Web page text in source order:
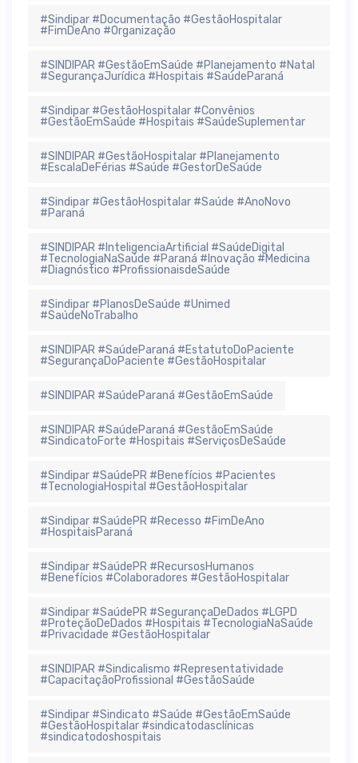
#Sindipar #Documentação #GestãoHospitalar
#FimDeAno #Organização
#SINDIPAR #GestãoEmSaúde #Planejamento #Natal
#SegurançaJurídica #Hospitais #SaúdeParaná
#Sindipar #GestãoHospitalar #Convênios
#GestãoEmSaúde #Hospitais #SaúdeSuplementar
#SINDIPAR #GestãoHospitalar #Planejamento
#EscalaDeFérias #Saúde #GestorDeSaúde
#Sindipar #GestãoHospitalar #Saúde #AnoNovo
#Paraná
#SINDIPAR #InteligenciaArtificial #SaúdeDigital
#TecnologiaNaSaúde #Paraná #Inovação #Medicina
#Diagnóstico #ProfissionaisdeSaúde
#Sindipar #PlanosDeSaúde #Unimed
#SaúdeNoTrabalho
#SINDIPAR #SaúdeParaná #EstatutoDoPaciente
#SegurançaDoPaciente #GestãoHospitalar
#SINDIPAR #SaúdeParaná #GestãoEmSaúde
#SINDIPAR #SaúdeParaná #GestãoEmSaúde
#SindicatoForte #Hospitais #ServiçosDeSaúde
#Sindipar #SaúdePR #Benefícios #Pacientes
#TecnologiaHospital #GestãoHospitalar
#Sindipar #SaúdePR #Recesso #FimDeAno
#HospitaisParaná
#Sindipar #SaúdePR #RecursosHumanos
#Benefícios #Colaboradores #GestãoHospitalar
#Sindipar #SaúdePR #SegurançaDeDados #LGPD
#ProteçãoDeDados #Hospitais #TecnologiaNaSaúde
#Privacidade #GestãoHospitalar
#SINDIPAR #Sindicalismo #Representatividade
#CapacitaçãoProfissional #GestãoSaúde
#Sindipar #Sindicato #Saúde #GestãoEmSaúde
#GestãoHospitalar #sindicatodasclínicas
#sindicatodoshospitais